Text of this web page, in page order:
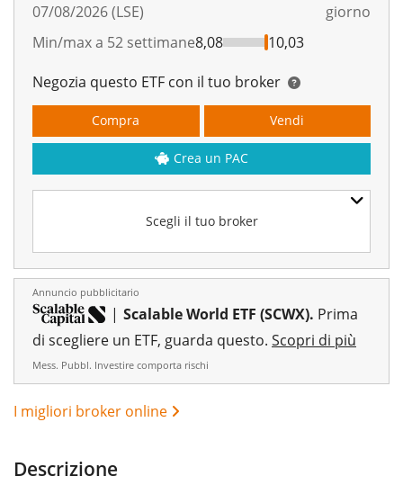
07/08/2026 (LSE)
giorno
Min/max a 52 settimane8,08
10,03
Negozia questo ETF con il tuo broker
Scegli il tuo broker
Compra Vendi
Crea un PAC
Annuncio pubblicitario
| Scalable World ETF (SCWX). Prima
di scegliere un ETF, guarda questo. Scopri di più
Mess. Pubbl. Investire comporta rischi
I migliori broker online
Descrizione